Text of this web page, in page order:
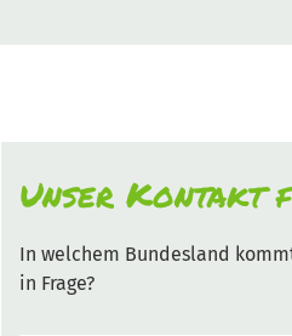
Unser Kontakt
In welchem Bundesland
in Frage?